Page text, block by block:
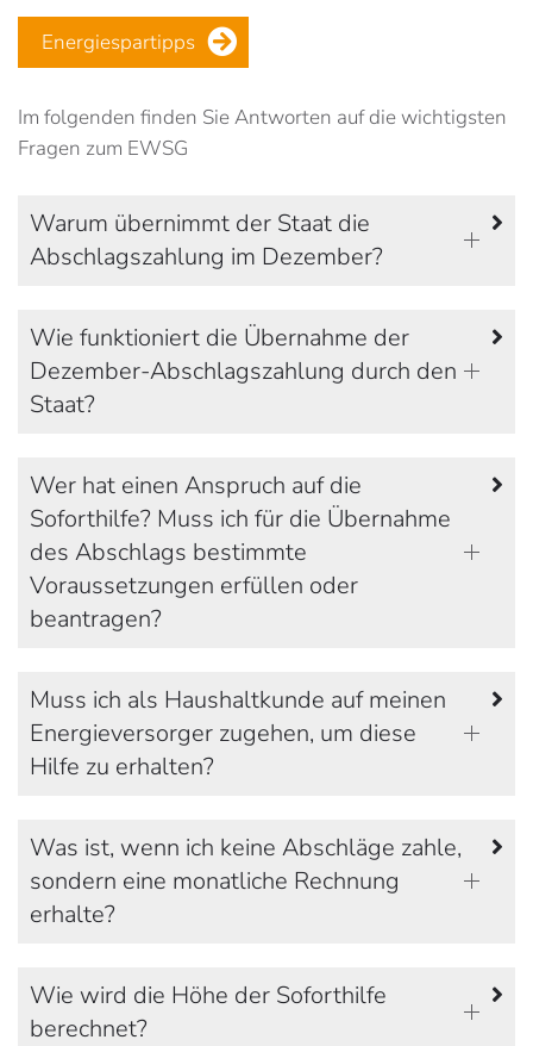
Energiespartipps
Im folgenden finden Sie Antworten auf die wichtigsten
Fragen zum EWSG
Warum übernimmt der Staat die
Abschlagszahlung im Dezember?
Wie funktioniert die Übernahme der
Dezember-Abschlagszahlung durch den
Staat?
Wer hat einen Anspruch auf die
Soforthilfe? Muss ich für die Übernahme
des Abschlags bestimmte
Voraussetzungen erfüllen oder
beantragen?
Muss ich als Haushaltkunde auf meinen
Energieversorger zugehen, um diese
Hilfe zu erhalten?
Was ist, wenn ich keine Abschläge zahle,
sondern eine monatliche Rechnung
erhalte?
Wie wird die Höhe der Soforthilfe
berechnet?